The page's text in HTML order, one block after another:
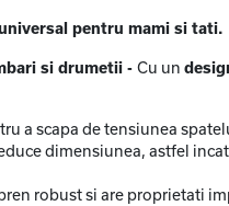
pentru mami si tati.
si drumetii - Cu un
a scapa de tensiunea
dimensiunea, astfel
robust si are proprietati